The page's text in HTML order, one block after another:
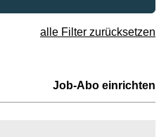
alle Filter zurücksetzen
Job-Abo einrichten